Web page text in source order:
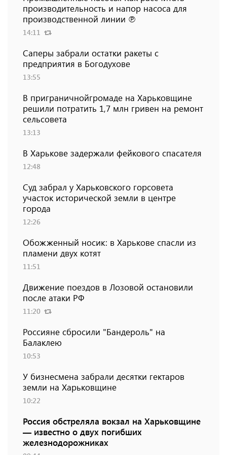
производительность и напор насоса для
производственной линии ℗
14:11
Саперы забрали остатки ракеты с
предприятия в Богодухове
13:55
В приграничнойгромаде на Харьковщине
решили потратить 1,7 млн ​​гривен на ремонт
сельсовета
13:13
В Харькове задержали фейкового спасателя
12:48
Суд забрал у Харьковского горсовета
участок исторической земли в центре
города
12:26
Обожженный носик: в Харькове спасли из
пламени двух котят
11:51
Движение поездов в Лозовой остановили
после атаки РФ
11:20
Россияне сбросили "Бандероль" на
Балаклею
10:53
У бизнесмена забрали десятки гектаров
земли на Харьковщине
10:22
Россия обстреляла вокзал на Харьковщине
— известно о двух погибших
железнодорожниках